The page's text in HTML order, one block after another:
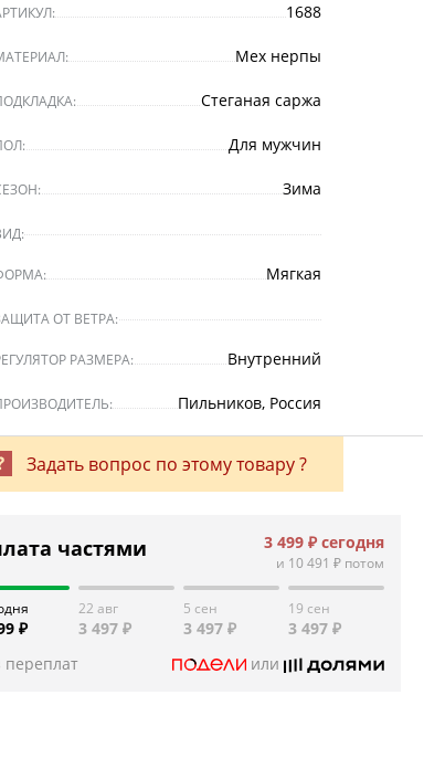
1688
Мех нерпы
Стеганая саржа
Для мужчин
Зима
Мягкая
ОТ ВЕТРА:
РАЗМЕРА: Внутренний
Пильников, Россия
Задать вопрос по этому товару ?
частями 3 499 ₽сегодня
и 10 491 ₽потом
₽
22 авг
3 497 ₽
5 сен
3 497 ₽
19 сен
3 497 ₽
переплат
или